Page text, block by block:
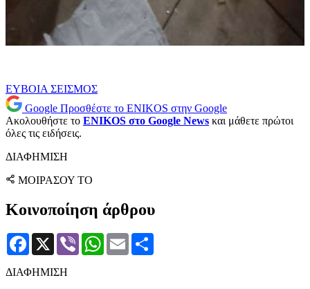
ΕΥΒΟΙΑΣΕΙΣΜΟΣ
Google Προσθέστε το ENIKOS στην Google
Ακολουθήστε το ENIKOS στο Google News και μάθετε πρώτοι
όλες τις ειδήσεις.
ΔΙΑΦΗΜΙΣΗ
ΜΟΙΡΑΣΟΥ ΤΟ
Κοινοποίηση άρθρου
Facebook
X Viber WhatsApp
Email
ΔΙΑΦΗΜΙΣΗ